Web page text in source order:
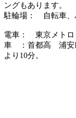
ングもあります。
駐輪場： 自転車、
電車： 東京メトロ
車 ：首都高 浦安
より10分。